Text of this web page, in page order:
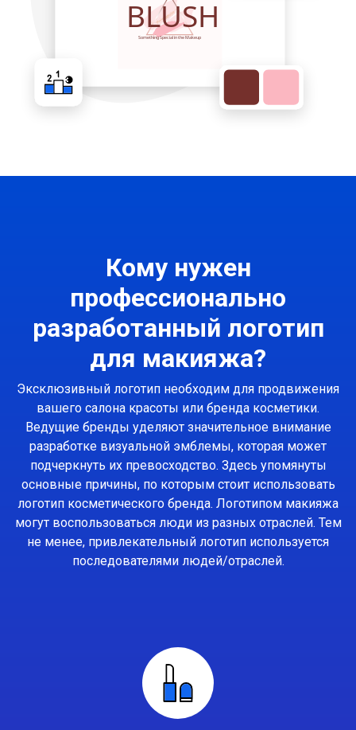
Кому нужен
профессионально
разработанный логотип
для макияжа?
Эксклюзивный логотип необходим для продвижения
вашего салона красоты или бренда косметики.
Ведущие бренды уделяют значительное внимание
разработке визуальной эмблемы, которая может
подчеркнуть их превосходство. Здесь упомянуты
основные причины, по которым стоит использовать
логотип косметического бренда. Логотипом макияжа
могут воспользоваться люди из разных отраслей. Тем
не менее, привлекательный логотип используется
последователями людей/отраслей.